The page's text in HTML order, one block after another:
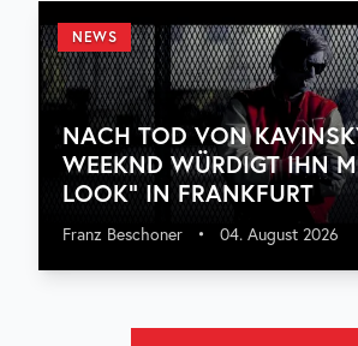
NEWS
NACH TOD VON
WEEKND WÜRDIGT IHN
LOOK“ IN FRANKFURT
Franz Beschoner • 04. August 2026